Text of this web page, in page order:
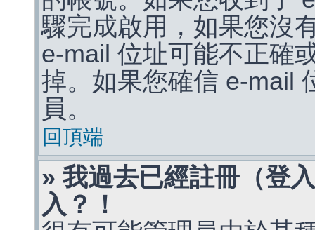
驟完成啟用，如果您沒
e-mail 位址可能不正確
掉。如果您確信 e-mail
員。
回頂端
» 我過去已經註冊（登
入？！